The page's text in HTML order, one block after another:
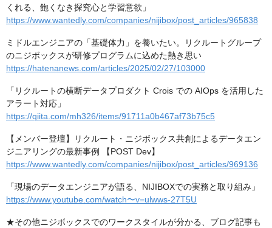
くれる、飽くなき探究心と学習意欲」
https://www.wantedly.com/companies/nijibox/post_articles/965838
ミドルエンジニアの「基礎体力」を養いたい。リクルートグループ
のニジボックスが研修プログラムに込めた熱き思い
https://hatenanews.com/articles/2025/02/27/103000
「リクルートの横断データプロダクト Crois での AIOps を活用した
アラート対応」
https://qiita.com/mh326/items/91711a0b467af73b75c5
【メンバー登壇】リクルート・ニジボックス共創によるデータエン
ジニアリングの最新事例 【POST Dev】
https://www.wantedly.com/companies/nijibox/post_articles/969136
「現場のデータエンジニアが語る、NIJIBOXでの実務と取り組み」
https://www.youtube.com/watch〜v=ulwws-27T5U
★その他ニジボックスでのワークスタイルが分かる、ブログ記事も